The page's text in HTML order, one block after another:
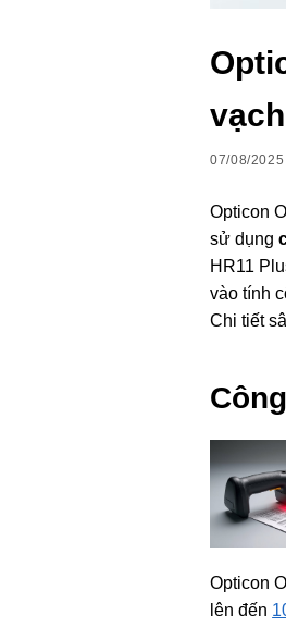
07/08/2025
Opticon
sử dụng
HR11
vào tính
Chi tiết
Opticon
lên đến